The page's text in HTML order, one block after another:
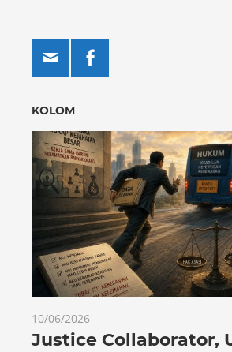
KOLOM
10/06/2026
Justice Collaborator,